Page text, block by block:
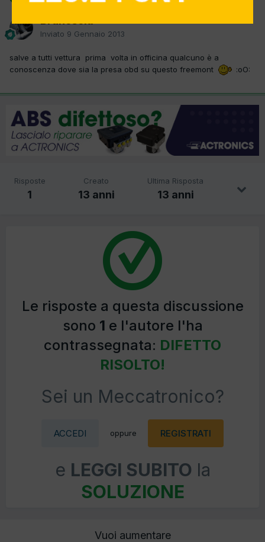
Inviato 9 Gennaio 2013
salve a tutti vettura prima volta in officina qualcuno è a
conoscenza dove sia la presa obd su questo freemont
:oO:
Risposte
1
Creato
13 anni
Ultima Risposta
13 anni
Le risposte a questa discussione
sono 1 e l'autore l'ha
contrassegnata: DIFETTO
RISOLTO!
Sei un Meccatronico?
ACCEDI oppure REGISTRATI
e LEGGI SUBITO la
SOLUZIONE
Vuoi aumentare